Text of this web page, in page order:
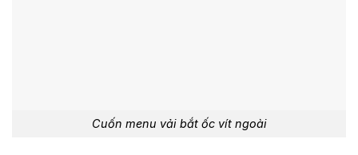
Cuốn menu vải bắt ốc vít ngoài